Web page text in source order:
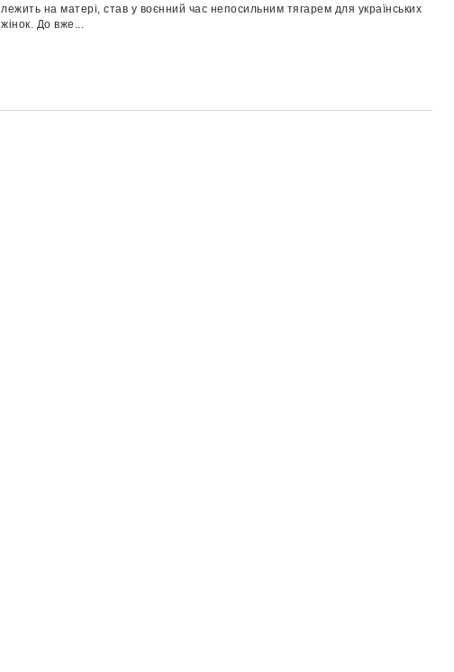
лежить на матері, став у воєнний час непосильним тягарем для українських
жінок. До вже...